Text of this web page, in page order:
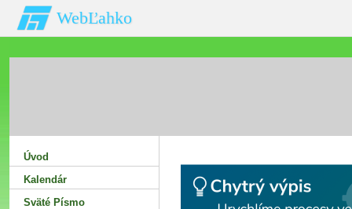
WebĽahko
Úvod
Kalendár
Sväté Písmo